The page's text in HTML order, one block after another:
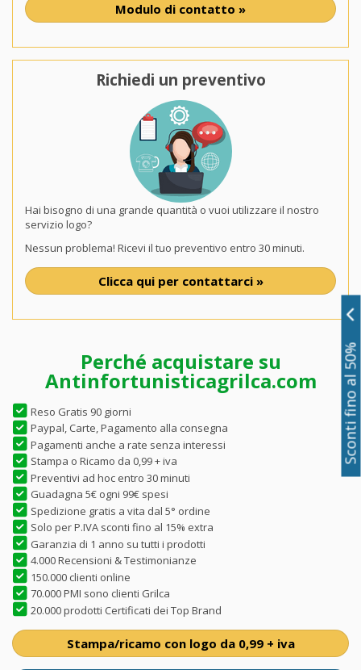
Modulo di contatto »
Richiedi un preventivo
Hai bisogno di una grande quantità o vuoi utilizzare il nostro
servizio logo?
Nessun problema! Ricevi il tuo preventivo entro 30 minuti.
Clicca qui per contattarci »
Perché acquistare su
Antinfortunisticagrilca.com
Reso Gratis 90 giorni
Paypal, Carte, Pagamento alla consegna
Pagamenti anche a rate senza interessi
Stampa o Ricamo da 0,99 + iva
Preventivi ad hoc entro 30 minuti
Guadagna 5€ ogni 99€ spesi
Spedizione gratis a vita dal 5° ordine
Solo per P.IVA sconti fino al 15% extra
Garanzia di 1 anno su tutti i prodotti
4.000 Recensioni & Testimonianze
150.000 clienti online
70.000 PMI sono clienti Grilca
20.000 prodotti Certificati dei Top Brand
Stampa/ricamo con logo da 0,99 + iva
Sconti fino al 50%